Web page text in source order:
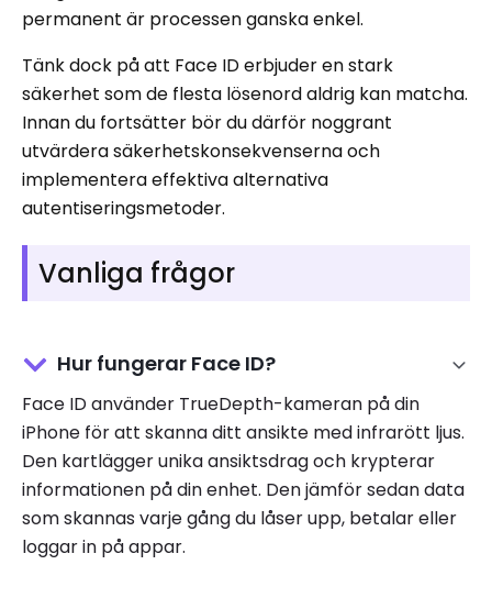
permanent är processen ganska enkel.
Tänk dock på att Face ID erbjuder en stark
säkerhet som de flesta lösenord aldrig kan matcha.
Innan du fortsätter bör du därför noggrant
utvärdera säkerhetskonsekvenserna och
implementera effektiva alternativa
autentiseringsmetoder.
Vanliga frågor
Hur fungerar Face ID?
Face ID använder TrueDepth-kameran på din
iPhone för att skanna ditt ansikte med infrarött ljus.
Den kartlägger unika ansiktsdrag och krypterar
informationen på din enhet. Den jämför sedan data
som skannas varje gång du låser upp, betalar eller
loggar in på appar.